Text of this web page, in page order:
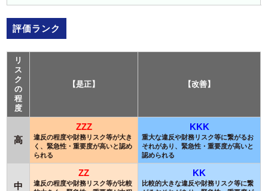
評価ランク
リ
ス
ク
の
程
度
【是正】 【改善】
高
ZZZ
違反の程度や財務リスク等が大き
く、緊急性・重要度が高いと認め
られる
KKK
重大な違反や財務リスク等に繋がるお
それがあり、緊急性・重要度が高いと
認められる
中
ZZ
違反の程度や財務リスク等が比較
KK
比較的大きな違反や財務リスク等に繋